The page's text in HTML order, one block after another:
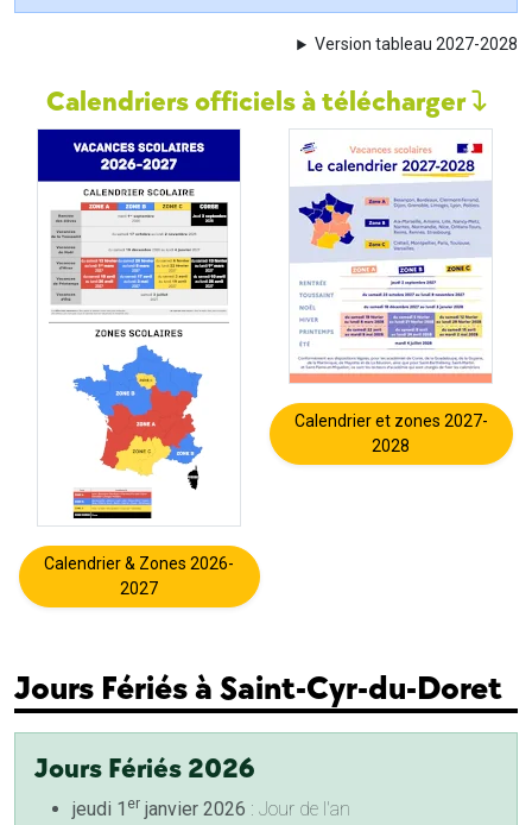
Version tableau 2027-2028
Calendriers officiels à télécharger
Calendrier & Zones 2026-
2027
Calendrier et zones 2027-
2028
Jours Fériés à Saint-Cyr-du-Doret
Jours Fériés 2026
jeudi 1 er janvier 2026 : Jour de l'an